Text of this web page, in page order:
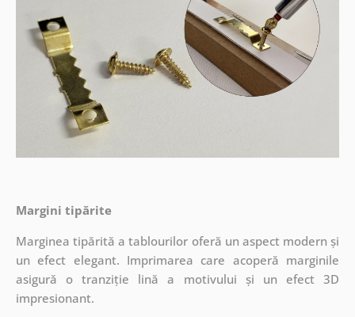
Margini tipărite
Marginea tipărită a tablourilor oferă un aspect modern și
un efect elegant. Imprimarea care acoperă marginile
asigură o tranziție lină a motivului și un efect 3D
impresionant.